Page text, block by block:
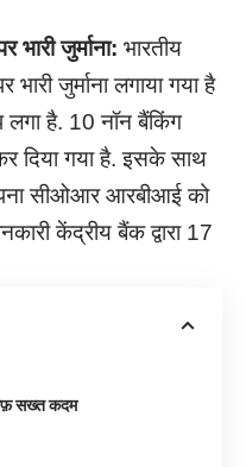
जुर्माना: भारतीय
भारी जुर्माना लगाया गया है
लगा है. 10 नॉन बैंकिंग
दिया गया है. इसके साथ
सीओआर आरबीआई को
केंद्रीय बैंक द्वारा 17
सख्त कदम